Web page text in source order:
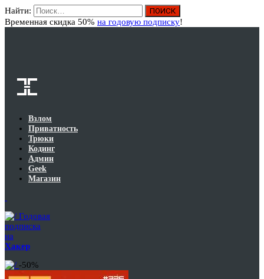
Найти:
Временная скидка 50% на годовую подписку!
Взлом
Приватность
Трюки
Кодинг
Админ
Geek
Магазин
Годовая
подписка
на
Хакер
-50%